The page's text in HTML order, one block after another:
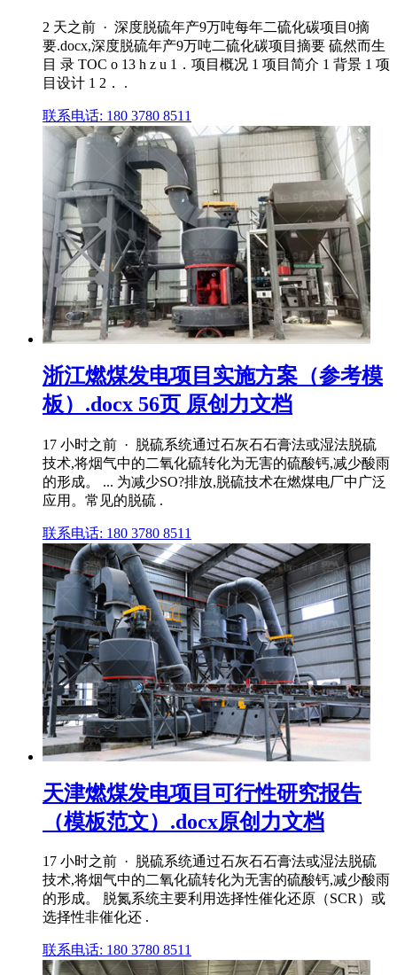
2 天之前 · 深度脱硫年产9万吨每年二硫化碳项目0摘
要.docx,深度脱硫年产9万吨二硫化碳项目摘要 硫然而生
目 录 TOC o 13 h z u 1．项目概况 1 项目简介 1 背景 1 项
目设计 1 2． .
联系电话: 180 3780 8511
浙江燃煤发电项目实施方案（参考模
板）.docx 56页 原创力文档
17 小时之前 · 脱硫系统通过石灰石石膏法或湿法脱硫
技术,将烟气中的二氧化硫转化为无害的硫酸钙,减少酸雨
的形成。 ... 为减少SO?排放,脱硫技术在燃煤电厂中广泛
应用。常见的脱硫 .
联系电话: 180 3780 8511
天津燃煤发电项目可行性研究报告
（模板范文）.docx原创力文档
17 小时之前 · 脱硫系统通过石灰石石膏法或湿法脱硫
技术,将烟气中的二氧化硫转化为无害的硫酸钙,减少酸雨
的形成。 脱氮系统主要利用选择性催化还原（SCR）或
选择性非催化还 .
联系电话: 180 3780 8511